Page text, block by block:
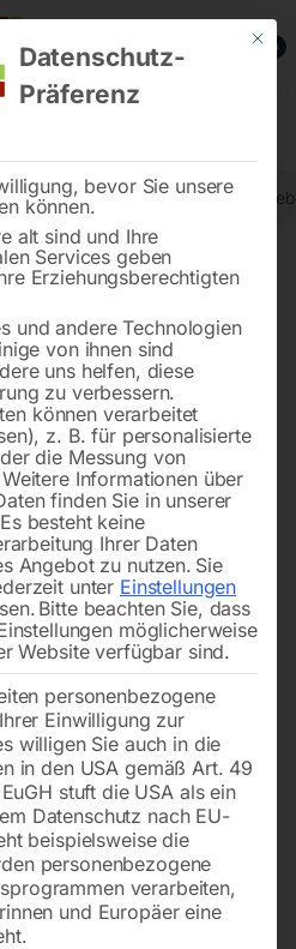
0
Hydraulischer
Mit
Datenschutz-
Präferenz
bevor Sie unsere
können.
alt sind und Ihre
Services geben
Erziehungsberechtigten
und andere Technologien
von ihnen sind
uns helfen, diese
zu verbessern.
können verarbeitet
z. B. für personalisierte
die Messung von
Weitere Informationen über
finden Sie in unserer
Es besteht keine
Ihrer Daten
Angebot zu nutzen. Sie
unter Einstellungen
Bitte beachten Sie, dass
möglicherweise
Website verfügbar sind.
personenbezogene
Einwilligung zur
willigen Sie auch in die
in den USA gemäß Art. 49
stuft die USA als ein
Datenschutz nach EU-
beispielsweise die
personenbezogene
verarbeiten,
und Europäer eine